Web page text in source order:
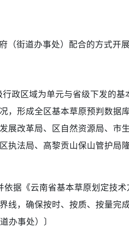
（街道办事处）配合的方式开展
行政区域为单元与省级下发的
，形成全区基本草原预判数据
展改革局、区自然资源局、市
执法局、高黎贡山保山管护局
依据《云南省基本草原划定技
，确保按时、按质、按量完
办事处）〕